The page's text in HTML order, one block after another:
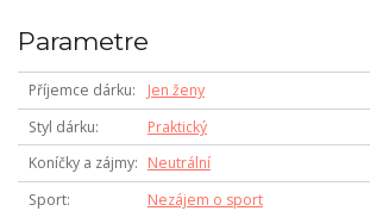
Parametre
Příjemce dárku
Jen ženy
Styl dárku
Praktický
Koníčky a zájmy
Neutrální
Sport
Nezájem o sport